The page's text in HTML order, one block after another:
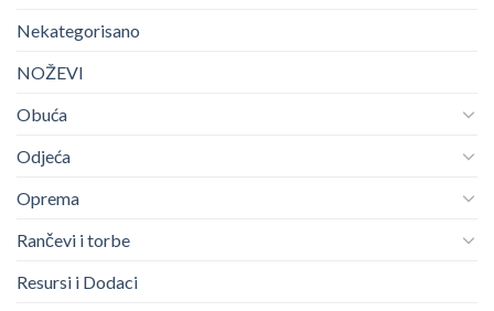
Nekategorisano
NOŽEVI
Obuća
Odjeća
Oprema
Rančevi i torbe
Resursi i Dodaci